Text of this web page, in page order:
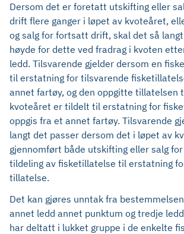
Dersom det er foretatt utskifting eller
drift flere ganger i løpet av kvoteåret,
og salg for fortsatt drift, skal det så
høyde for dette ved fradrag i kvoten
ledd. Tilsvarende gjelder dersom en
til erstatning for tilsvarende
annet fartøy, og den oppgitte tillatelsen
kvoteåret er tildelt til erstatning for
oppgis fra et annet fartøy. Tilsvarende
langt det passer dersom det i løpet av
gjennomført både utskifting eller salg
tildeling av fisketillatelse til erstatning
tillatelse.
Det kan gjøres unntak fra
annet ledd annet punktum og tredje
har deltatt i lukket gruppe i de enkelte